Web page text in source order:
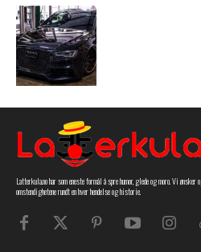
Latterkula.no har som eneste formål å spre humor, glede og moro. Vi
omstendighetene rundt en hver hendelse og historie.